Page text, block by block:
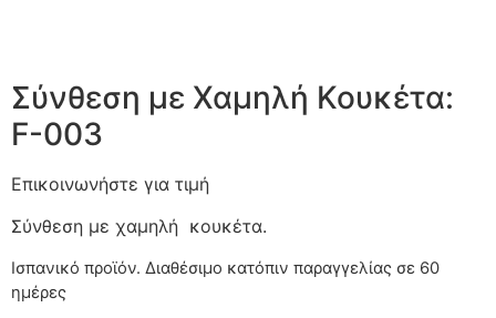
Σύνθεση με Χαμηλή Κουκέτα:
F-003
Επικοινωνήστε για τιμή
Σύνθεση με χαμηλή κουκέτα.
Ισπανικό προϊόν. Διαθέσιμο κατόπιν παραγγελίας